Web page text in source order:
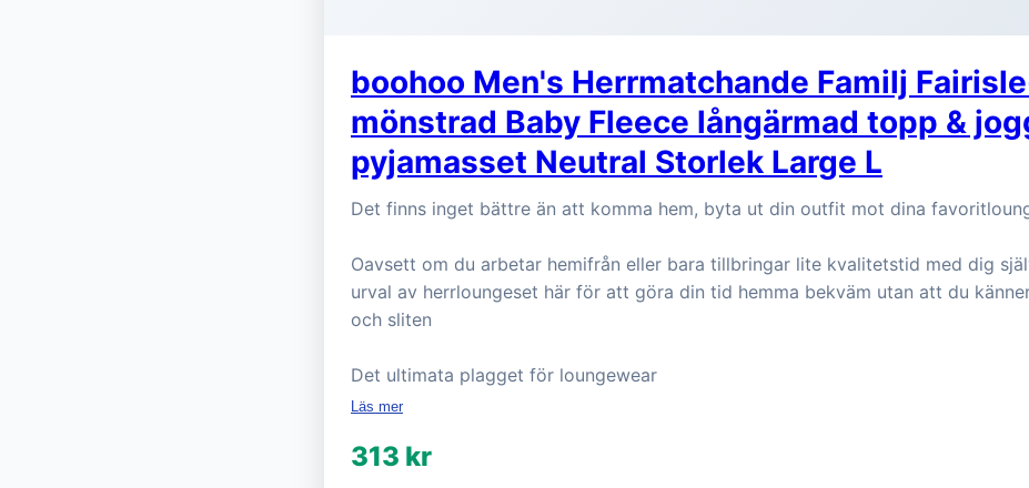
boohoo Men's Herrmatchande Familj
mönstrad Baby Fleece långärmad topp &
pyjamasset Neutral Storlek Large L
Det finns inget bättre än att komma hem, byta ut din outfit mot dina
Oavsett om du arbetar hemifrån eller bara tillbringar lite kvalitetstid med dig
urval av herrloungeset här för att göra din tid hemma bekväm utan att du
och sliten
Det ultimata plagget för loungewear
Läs mer
313 kr